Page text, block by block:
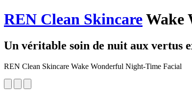
REN Clean SkincareWake
Un véritable soin de nuit aux vertus
REN Clean Skincare Wake Wonderful Night-Time Facial